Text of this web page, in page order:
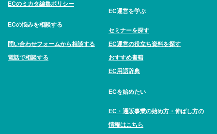
ECのミカタ編集ポリシー
ECの悩みを相談する
問い合わせフォームから相談する
電話で相談する
EC運営を学ぶ
セミナーを探す
EC運営の役立ち資料を探す
おすすめ書籍
EC用語辞典
ECを始めたい
EC・通販事業の始め方・伸ばし方の
情報はこちら